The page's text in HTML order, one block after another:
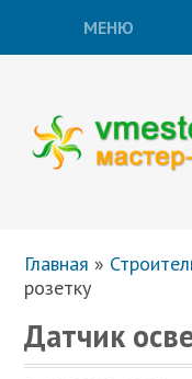
МЕНЮ
Главная »
розетку
Датчик